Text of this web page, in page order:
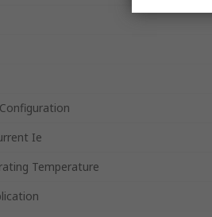
Ie
Temperature